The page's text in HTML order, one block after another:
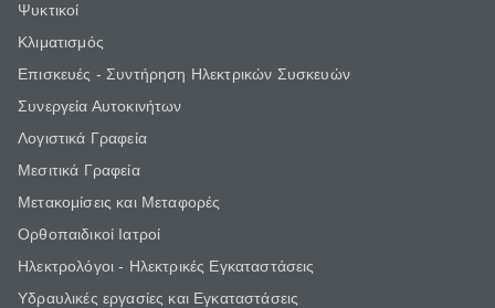
Ψυκτικοί
Κλιματισμός
Επισκευές - Συντήρηση Ηλεκτρικών Συσκευών
Συνεργεία Αυτοκινήτων
Λογιστικά Γραφεία
Μεσιτικά Γραφεία
Μετακομίσεις και Μεταφορές
Ορθοπαιδικοί Ιατροί
Ηλεκτρολόγοι - Ηλεκτρικές Εγκαταστάσεις
Υδραυλικές εργασίες και Εγκαταστάσεις